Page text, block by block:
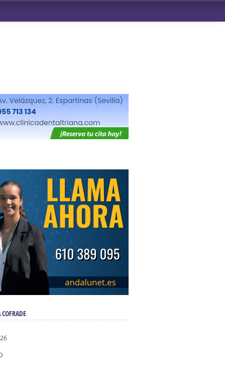
de San Benito